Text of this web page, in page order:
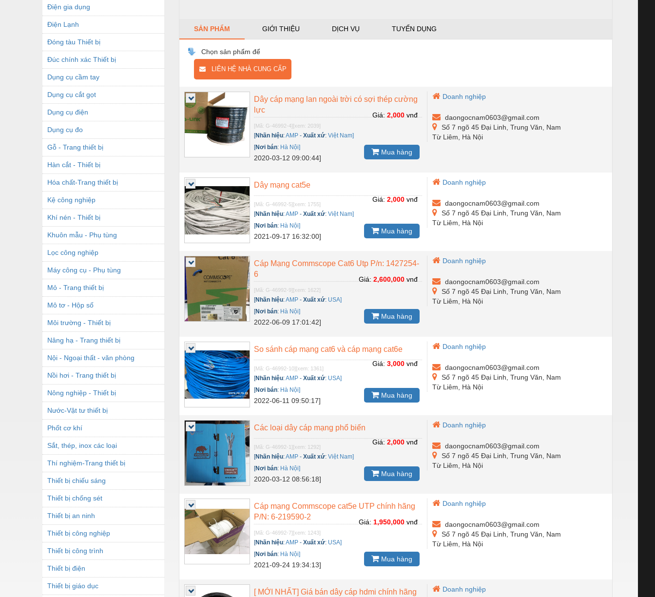
Điện gia dụng
Điện Lạnh
Đóng tàu Thiết bị
Đúc chính xác Thiết bị
Dụng cụ cầm tay
Dụng cụ cắt gọt
Dụng cụ điện
Dụng cụ đo
Gỗ - Trang thiết bị
Hàn cắt - Thiết bị
Hóa chất-Trang thiết bị
Kệ công nghiệp
Khí nén - Thiết bị
Khuôn mẫu - Phụ tùng
Lọc công nghiệp
Máy công cụ - Phụ tùng
Mỏ - Trang thiết bị
Mô tơ - Hộp số
Môi trường - Thiết bị
Nâng hạ - Trang thiết bị
Nội - Ngoại thất - văn phòng
Nồi hơi - Trang thiết bị
Nông nghiệp - Thiết bị
Nước-Vật tư thiết bị
Phốt cơ khí
Sắt, thép, inox các loại
Thí nghiệm-Trang thiết bị
Thiết bị chiếu sáng
Thiết bị chống sét
Thiết bị an ninh
Thiết bị công nghiệp
Thiết bị công trình
Thiết bị điện
Thiết bị giáo dục
SẢN PHẨM GIỚI THIỆU DỊCH VỤ TUYỂN DỤNG
Chọn sản phẩm để
LIÊN HỆ NHÀ CUNG CẤP
Dây cáp mạng lan ngoài trời có sợi thép cường
lực
[Mã: G-46992-4][xem: 2039]
[Nhãn hiệu:AMP -Xuất xứ:Việt Nam]
[Nơi bán: Hà Nội]
2020-03-12 09:00:44]
Giá:2,000vnđ
Mua hàng
Doanh nghiệp
daongocnam0603@gmail.com
Số 7 ngõ 45 Đại Linh, Trung Văn, Nam
Từ Liêm, Hà Nội
Dây mạng cat5e
[Mã: G-46992-5][xem: 1755]
[Nhãn hiệu:AMP -Xuất xứ:Việt Nam]
[Nơi bán: Hà Nội]
2021-09-17 16:32:00]
Giá: 2,000vnđ
Mua hàng
Doanh nghiệp
daongocnam0603@gmail.com
Số 7 ngõ 45 Đại Linh, Trung Văn, Nam
Từ Liêm, Hà Nội
Cáp Mạng Commscope Cat6 Utp P/n: 1427254-
6
[Mã: G-46992-9][xem: 1622]
[Nhãn hiệu:AMP -Xuất xứ: USA]
[Nơi bán: Hà Nội]
2022-06-09 17:01:42]
Giá:2,600,000vnđ
Mua hàng
Doanh nghiệp
daongocnam0603@gmail.com
Số 7 ngõ 45 Đại Linh, Trung Văn, Nam
Từ Liêm, Hà Nội
So sánh cáp mạng cat6 và cáp mạng cat6e
[Mã: G-46992-10][xem: 1361]
[Nhãn hiệu:AMP -Xuất xứ: USA]
[Nơi bán: Hà Nội]
2022-06-11 09:50:17]
Giá: 3,000vnđ
Mua hàng
Doanh nghiệp
daongocnam0603@gmail.com
Số 7 ngõ 45 Đại Linh, Trung Văn, Nam
Từ Liêm, Hà Nội
Các loại dây cáp mạng phổ biến
[Mã: G-46992-1][xem: 1292]
[Nhãn hiệu:AMP -Xuất xứ:Việt Nam]
[Nơi bán: Hà Nội]
2020-03-12 08:56:18]
Giá: 2,000vnđ
Mua hàng
Doanh nghiệp
daongocnam0603@gmail.com
Số 7 ngõ 45 Đại Linh, Trung Văn, Nam
Từ Liêm, Hà Nội
Cáp mạng Commscope cat5e UTP chính hãng
P/N: 6-219590-2
[Mã: G-46992-7][xem: 1243]
[Nhãn hiệu:AMP -Xuất xứ: USA]
[Nơi bán: Hà Nội]
2021-09-24 19:34:13]
Giá:1,950,000vnđ
Mua hàng
Doanh nghiệp
daongocnam0603@gmail.com
Số 7 ngõ 45 Đại Linh, Trung Văn, Nam
Từ Liêm, Hà Nội
[ MỚI NHẤT] Giá bán dây cáp hdmi chính hãng Doanh nghiệp